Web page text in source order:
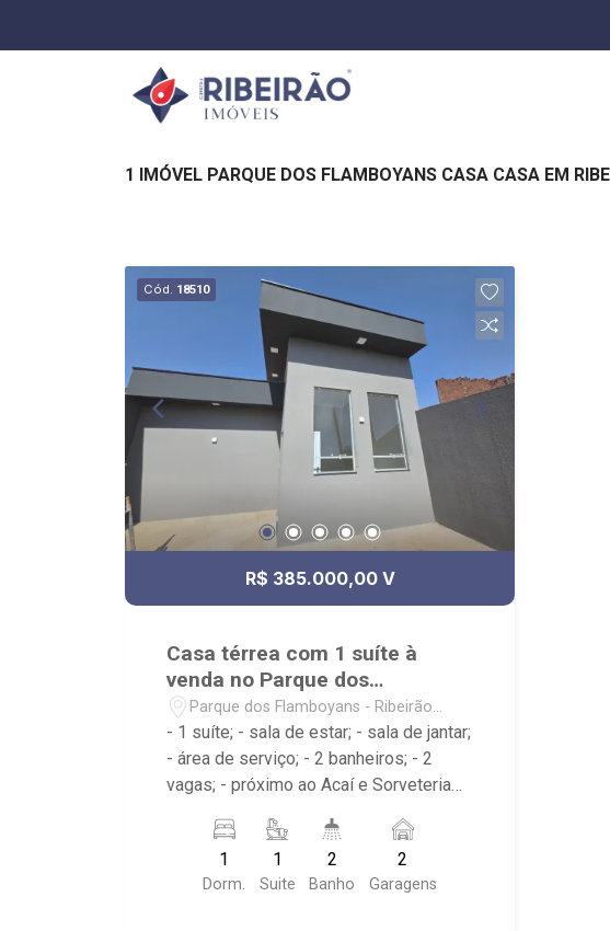
1 IMÓVEL PARQUE DOS FLAMBOYANS CASA CASA EM
Cód. 18510
R$ 385.000,00 V
Casa térrea com 1 suíte à
venda no Parque dos
Flamboyans
Parque dos Flamboyans - Ribeirão
Preto/SP
- 1 suíte; - sala de estar; - sala de jantar;
- área de serviço; - 2 banheiros; - 2
vagas; - próximo ao Acaí e Sorveteria
Show Ecpresso
1
Dorm.
1
Suite
2
Banho
2
Garagens